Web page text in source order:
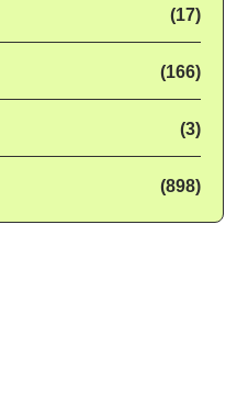
(17)
(166)
(3)
(898)